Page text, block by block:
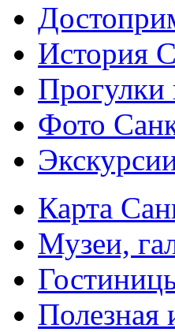
История
Прогулки
Фото
Карта
Музеи,
Полезная